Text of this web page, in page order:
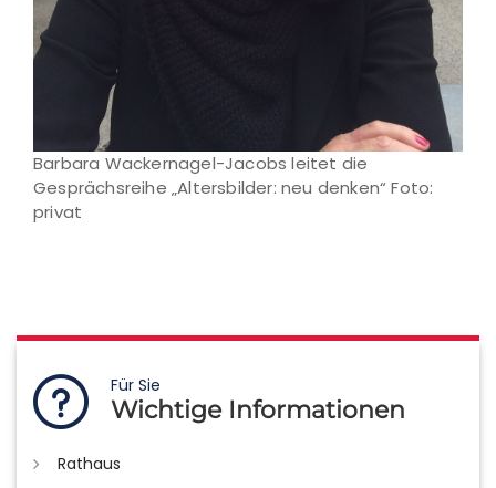
Barbara Wackernagel-Jacobs leitet die
Gesprächsreihe „Altersbilder: neu denken“ Foto:
privat
Für Sie
Wichtige Informationen
Rathaus